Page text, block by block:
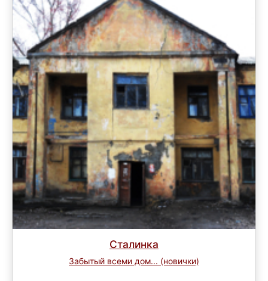
Сталинка
Забытый всеми дом... (новички)